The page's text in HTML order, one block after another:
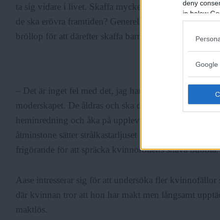
deny
in below
Google
ta sig vidare i livet. Skaffa mycket pengar eller
de ska erövra framtiden? Generellt handlar det om att
bröllop för att därefter skaffa barn, säger Aase.
– Det är inget fel med det, jag har själv barn, men
moderskapet. De åldras och ska då vara helt
heminredning och åka på upplevelseresor i bästa fall.
åtminstone sätter strålkastarljuset på ofriheten och
frigörande för att spräcka kvinnorollens snäva bubbla.
Aase intresserar sig för att undersöka fler
där kvinnan tror att hon har makt men långsamt
maktlös.